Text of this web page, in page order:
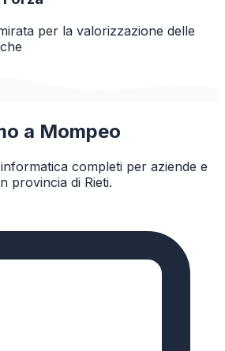
per la valorizzazione delle
a Mompeo
completi per aziende e
provincia di Rieti.